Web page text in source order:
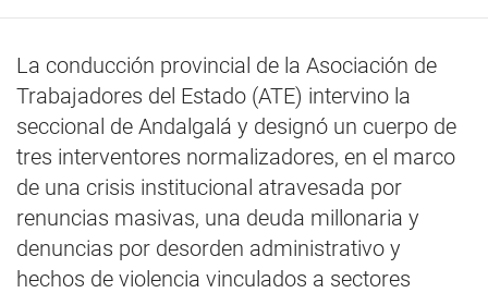
La conducción provincial de la Asociación de
Trabajadores del Estado (ATE) intervino la
seccional de Andalgalá y designó un cuerpo de
tres interventores normalizadores, en el marco
de una crisis institucional atravesada por
renuncias masivas, una deuda millonaria y
denuncias por desorden administrativo y
hechos de violencia vinculados a sectores